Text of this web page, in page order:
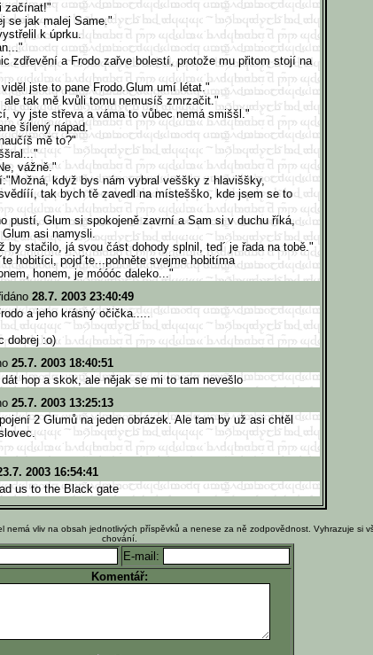
začínat!"
se jak malej Same."
k úprku.
zdřevění a Frodo zařve bolestí, protože mu přitom stojí na
jste to pane Frodo.Glum umí létat."
ale tak mě kvůli tomu nemusíš zmrzačit."
vy jste střeva a váma to vůbec nemá smiššl."
šílený nápad.
mě to?"
vážně."
když bys nám vybral veššky z hlaviššky,
tak bych tě zavedl na místešško, kde jsem se to
pustí, Glum si spokojeně zavrní a Sam si v duchu říká,
asi namysli.
by stačilo, já svou část dohody splnil, ted´ je řada na tobě."
hobitíci, pojd´te...pohněte svejme hobitíma
honem, je móóóc daleko..."
28.7. 2003 23:40:49
a jeho krásný očička.....
dobrej :o)
25.7. 2003 18:40:51
hop a skok, ale nějak se mi to tam nevešlo
25.7. 2003 13:25:13
2 Glumů na jeden obrázek. Ale tam by už asi chtěl
2003 16:54:41
us to the Black gate
vliv na obsah jednotlivých příspěvků a nenese za ně zodpovědnost. Vyhrazuje si
chování.
E-mail:
Komentář: